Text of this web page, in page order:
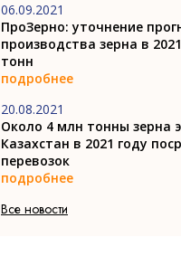
06.09.2021
ПроЗерно: уточнение
производства зерна в
тонн
подробнее
20.08.2021
Около 4 млн тонны зерна
Казахстан в 2021 году
перевозок
подробнее
Все новости